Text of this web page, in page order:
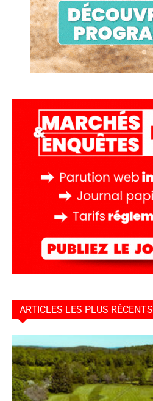
ARTICLES LES PLUS RÉCENTS